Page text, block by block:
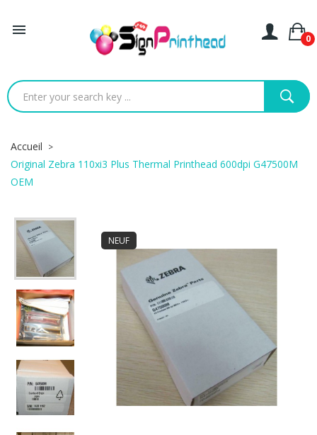

0
Accueil
Original Zebra 110xi3 Plus Thermal Printhead 600dpi G47500M
OEM
NEUF